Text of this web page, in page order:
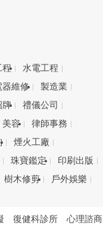
程
水電工程
器維修
製造業
牌
禮儀公司
美容
律師事務
煙火工廠
珠寶鑑定
印刷出版
樹木修剪
戶外娛樂
復健科診所 心理諮商